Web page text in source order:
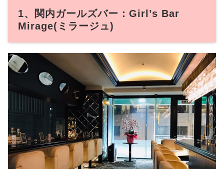
1、関内ガールズバー：Girl’s Bar
Mirage(ミラージュ)